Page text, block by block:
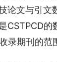
论文与引
CSTPCD
录期刊的范